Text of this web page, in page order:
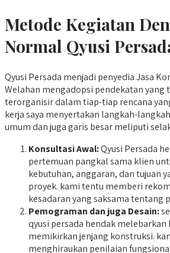
Metode Kegiatan
Normal Qyusi
Qyusi Persada menjadi penyedia Jasa
Welahan mengadopsi pendekatan yang
terorganisir dalam tiap-tiap rencana
kerja saya menyertakan langkah-
umum dan juga garis besar meliputi
Konsultasi Awal:Qyusi Persada
pertemuan pangkal sama klien
kebutuhan, anggaran, dan tujuan
proyek. kami tentu memberi
kesadaran yang saksama tentang
Pemograman dan juga Desain:
qyusi persada hendak melebarkan
memikirkan jenjang konstruksi.
menghiraukan penilaian